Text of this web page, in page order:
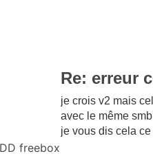
freebox
Re: erreur
je crois v2 mais
avec le même
je vous dis cela ce